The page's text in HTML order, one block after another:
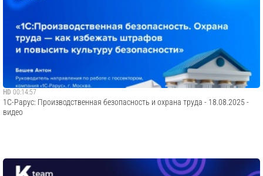
HD 00:14:57
1С-Рарус: Производственная безопасность и охрана труда - 18.08.2025 -
видео